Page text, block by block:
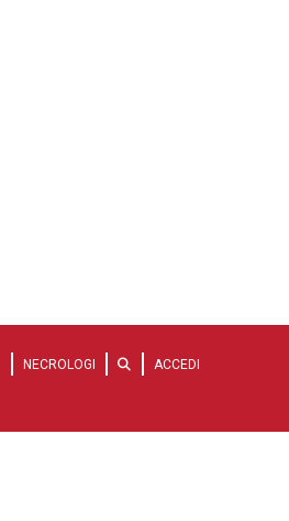
NECROLOGI ACCEDI